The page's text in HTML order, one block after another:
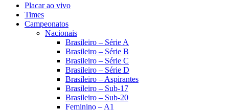
Placar ao vivo
Times
Campeonatos
Nacionais
Brasileiro – Série A
Brasileiro – Série B
Brasileiro – Série C
Brasileiro – Série D
Brasileiro – Aspirantes
Brasileiro – Sub-17
Brasileiro – Sub-20
Feminino – A1